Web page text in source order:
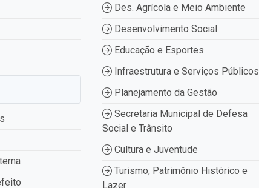
Des. Agrícola e Meio Ambiente
Desenvolvimento Social
Educação e Esportes
Infraestrutura e Serviços Públicos
Planejamento da Gestão
Secretaria Municipal de Defesa
Social e Trânsito
Cultura e Juventude
Turismo, Patrimônio Histórico e
Lazer